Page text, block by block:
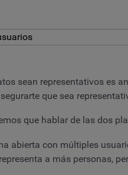
sean representativos es
que sea
que hablar de las dos
abierta con múltiples
a más personas,